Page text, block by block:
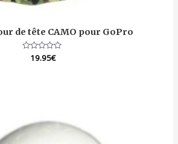
de tête CAMO pour GoPro
Note
19.95€